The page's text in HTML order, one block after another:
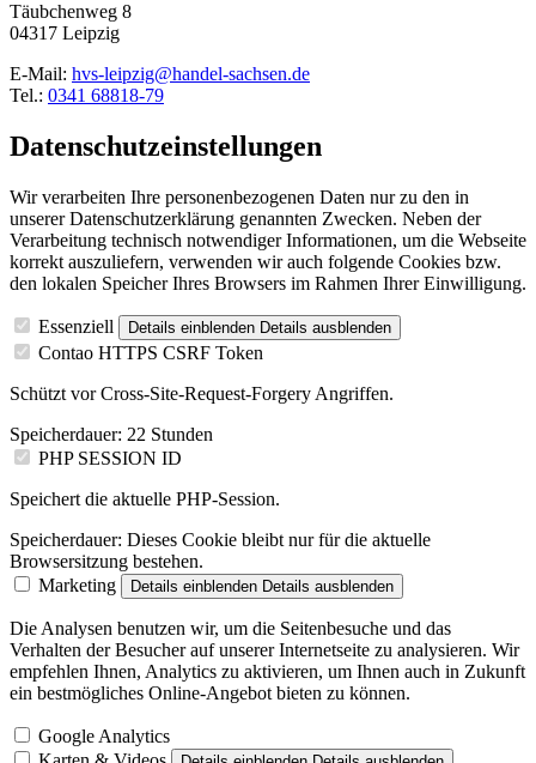
Täubchenweg 8
04317 Leipzig
E-Mail: hvs-leipzig@handel-sachsen.de
Tel.: 0341 68818-79
Datenschutzeinstellungen
Wir verarbeiten Ihre personenbezogenen Daten nur zu den in
unserer Datenschutzerklärung genannten Zwecken. Neben der
Verarbeitung technisch notwendiger Informationen, um die Webseite
korrekt auszuliefern, verwenden wir auch folgende Cookies bzw.
den lokalen Speicher Ihres Browsers im Rahmen Ihrer Einwilligung.
Essenziell Details einblenden Details ausblenden
Contao HTTPS CSRF Token
Schützt vor Cross-Site-Request-Forgery Angriffen.
Speicherdauer: 22 Stunden
PHP SESSION ID
Speichert die aktuelle PHP-Session.
Speicherdauer: Dieses Cookie bleibt nur für die aktuelle
Browsersitzung bestehen.
Marketing
Details einblenden Details ausblenden
Die Analysen benutzen wir, um die Seitenbesuche und das
Verhalten der Besucher auf unserer Internetseite zu analysieren. Wir
empfehlen Ihnen, Analytics zu aktivieren, um Ihnen auch in Zukunft
ein bestmögliches Online-Angebot bieten zu können.
Google Analytics